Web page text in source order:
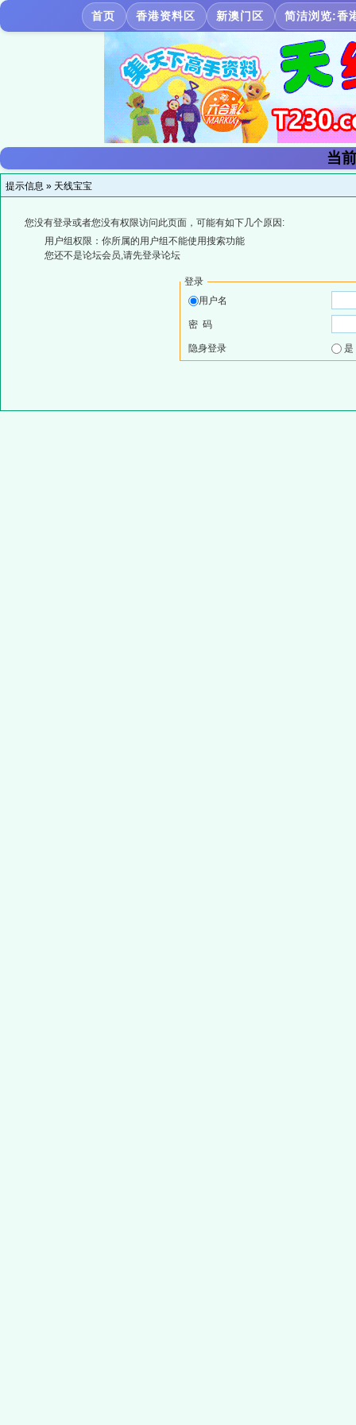
首页 香港资料区 新澳门区 简洁浏览:香
当
提示信息 » 天线宝宝
您没有登录或者您没有权限访问此页面，可能有如下几个原因:
用户组权限：你所属的用户组不能使用搜索功能
您还不是论坛会员,请先登录论坛
登录
用户名
密 码
隐身登录